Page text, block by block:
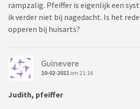
rampzalig. Pfeiffer is eigenlijk een
ik verder niet bij nagedacht. Is het
opperen bij huisarts?
Guinevere
10-02-2011 om 21:16
Judith, pfeiffer